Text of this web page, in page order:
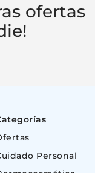
ofertas
Personal